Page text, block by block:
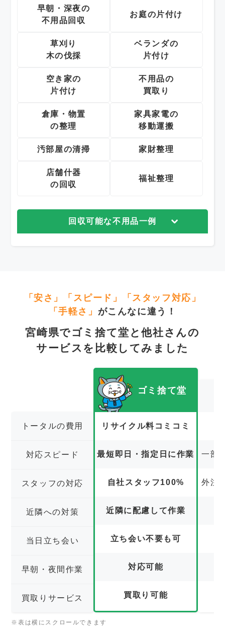
早朝・深夜の
不用品回収
お庭の片付け
草刈り
木の伐採
ベランダの
片付け
空き家の
片付け
不用品の
買取り
倉庫・物置
の整理
家具家電の
移動運搬
汚部屋の清掃 家財整理
店舗什器
の回収
福祉整理
回収可能な不用品一例
「安さ」「スピード」「スタッフ対応」
「手軽さ」 がこんなに違う！
宮崎県でゴミ捨て堂と他社さんの
サービスを比較してみました
トータルの費用
対応スピード
スタッフの対応
近隣への対策
当日立ち会い
早朝・夜間作業
買取りサービス
ゴミ捨て堂
リサイクル料コミコミ
最短即日・指定日に作業
自社スタッフ100%
近隣に配慮して作業
立ち会い不要も可
対応可能
買取り可能
一部
外注
※表は横にスクロールできます